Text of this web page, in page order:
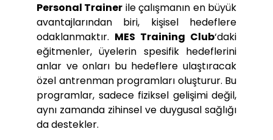
Personal Trainer ile çalışmanın en büyük
avantajlarından biri, kişisel hedeflere
odaklanmaktır. MES Training Club‘daki
eğitmenler, üyelerin spesifik hedeflerini
anlar ve onları bu hedeflere ulaştıracak
özel antrenman programları oluşturur. Bu
programlar, sadece fiziksel gelişimi değil,
aynı zamanda zihinsel ve duygusal sağlığı
da destekler.